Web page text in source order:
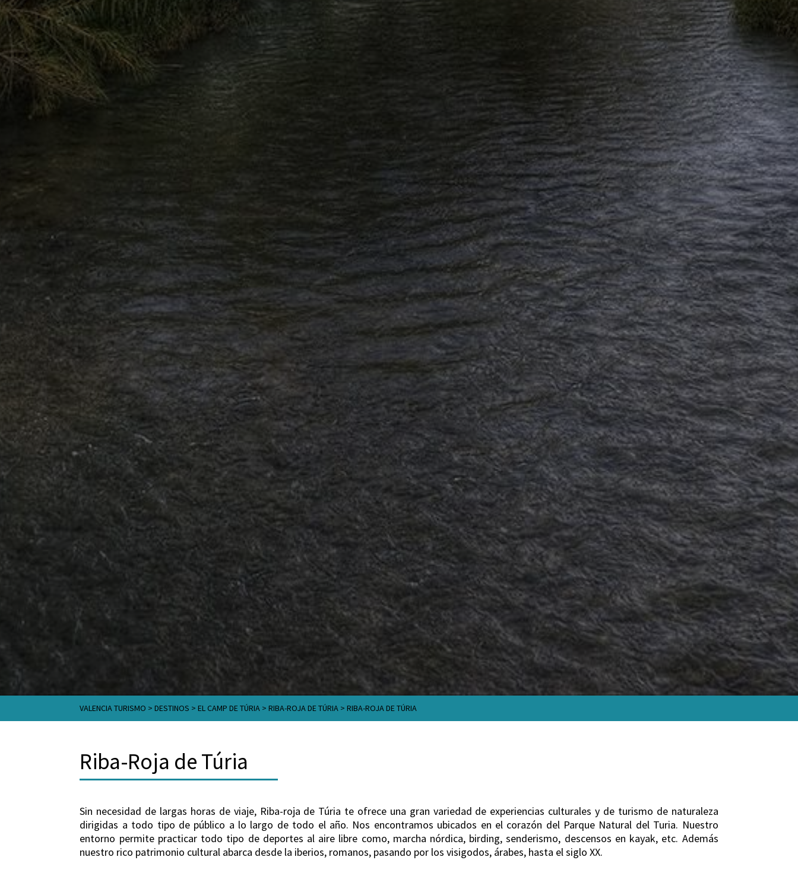
VALENCIA TURISMO >DESTINOS >EL CAMP DE TÚRIA >RIBA-ROJA DE TÚRIA >RIBA-ROJA DE TÚRIA
Riba-Roja de Túria
Sin necesidad de largas horas de viaje, Riba-roja de Túria te ofrece una gran variedad de experiencias culturales y de turismo de naturaleza
dirigidas a todo tipo de público a lo largo de todo el año. Nos encontramos ubicados en el corazón del Parque Natural del Turia. Nuestro
entorno permite practicar todo tipo de deportes al aire libre como, marcha nórdica, birding, senderismo, descensos en kayak, etc. Además
nuestro rico patrimonio cultural abarca desde la iberios, romanos, pasando por los visigodos, árabes, hasta el siglo XX.